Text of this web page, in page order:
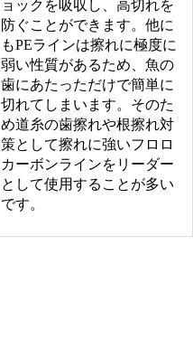
ョックを吸収し、高切れを
防ぐことができます。他に
もPEラインは擦れに極度に
弱い性質があるため、魚の
歯にあたっただけで簡単に
切れてしまいます。そのた
め道糸の歯擦れや根擦れ対
策として擦れに強いフロロ
カーボンラインをリーダー
として使用することが多い
です。